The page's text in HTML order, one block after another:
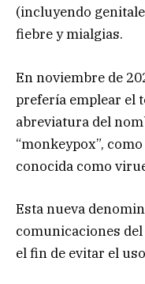
(incluyendo
fiebre y mialgias.
En noviembre de
prefería emplear el
abreviatura del
“monkeypox”,
conocida como
Esta nueva
comunicaciones
el fin de evitar el